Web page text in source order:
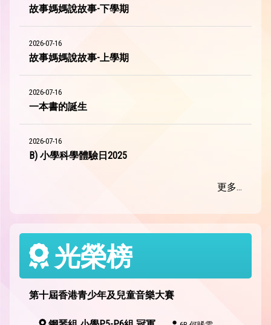
故事媽媽說故事-下學期
2026-07-16
故事媽媽說故事-上學期
2026-07-16
一本書的誕生
2026-07-16
B) 小學科學體驗日2025
更多...
光榮榜
第十屆香港青少年及兒童音樂大賽